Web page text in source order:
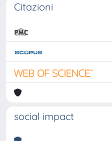
Citazioni
social impact